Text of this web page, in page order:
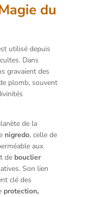
du
utilisé depuis
Dans
gravaient des
plomb, souvent
de la
nigredo, celle de
aux
de bouclier
Son lien
clé des
protection,